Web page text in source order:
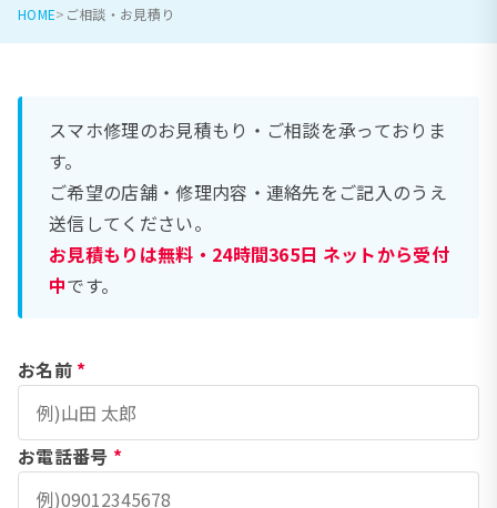
HOME ご相談・お見積り
スマホ修理のお見積もり・ご相談を承っておりま
す。
ご希望の店舗・修理内容・連絡先をご記入のうえ
送信してください。
お見積もりは無料・24時間365日 ネットから受付
中です。
お名前 *
お電話番号 *